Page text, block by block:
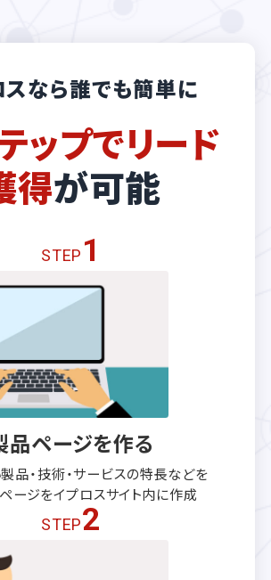
スなら誰でも簡単に
ップでリード
得が可能
STEP 1
品ページを作る
品・技術・サービスの特長などを
ージをイプロスサイト内に作成
STEP2